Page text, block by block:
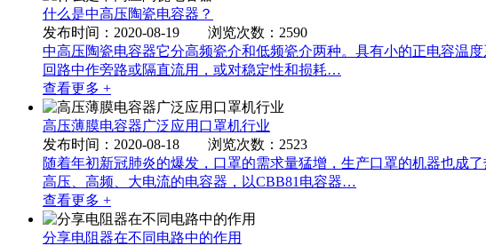
什么是中高压陶瓷电容器？
发布时间：2020-08-19 浏览次数：2590
中高压陶瓷电容器它分高频瓷介和低频瓷介两种。具有小的正电容温
回路中作旁路或隔直流用，或对稳定性和损耗…
查看更多 +
高压薄膜电容器广泛应用口罩机行业
发布时间：2020-08-18 浏览次数：2523
随着年初新冠肺炎的爆发，口罩的需求量猛增，生产口罩的机器也成
高压、高频、大电流的电容器，以CBB81电容器…
查看更多 +
分享电阻器在不同电路中的作用